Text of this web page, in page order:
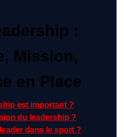
:
Mission,
en Place
est important ?
du leadership ?
dans le sport ?